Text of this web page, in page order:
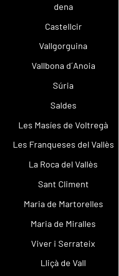
dena
Castellcir
Vallgorguina
Vallbona d´Anoia
Súria
Saldes
Les Masíes de Voltregà
Les Franqueses del Vallès
La Roca del Vallès
Sant Climent
Maria de Martorelles
Maria de Miralles
Viver i Serrateix
Lliçà de Vall